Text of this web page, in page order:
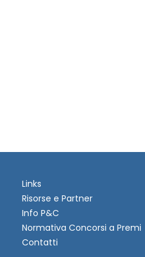
Links
Risorse e Partner
Info P&C
Normativa Concorsi a Premi
Contatti